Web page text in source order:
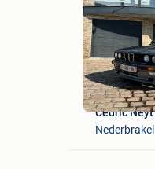
Cedric Neyt
Nederbrakel